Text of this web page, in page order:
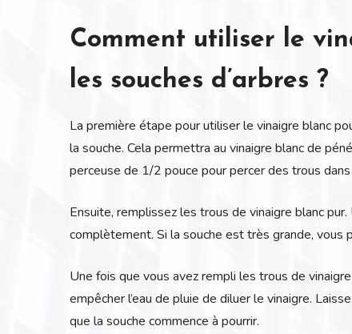
Comment utiliser le
les souches d’arbres ?
La première étape pour utiliser le vinaigre blanc
la souche. Cela permettra au vinaigre blanc de
perceuse de 1/2 pouce pour percer des trous
Ensuite, remplissez les trous de vinaigre blanc
complètement. Si la souche est très grande, vous
Une fois que vous avez rempli les trous de
empêcher l’eau de pluie de diluer le vinaigre.
que la souche commence à pourrir.